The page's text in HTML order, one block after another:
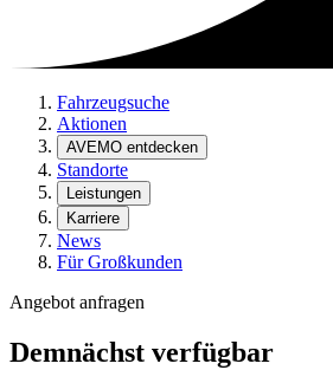
Fahrzeugsuche
Aktionen
AVEMO entdecken
Standorte
Leistungen
Karriere
News
Für Großkunden
Angebot anfragen
Demnächst verfügbar